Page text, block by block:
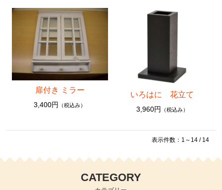
扉付き ミラー
3,400円 （税込み）
いろはに 花立て
3,960円 （税込み）
表示件数：1～14 / 14
CATEGORY